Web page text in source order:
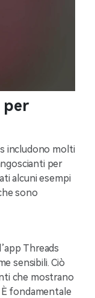
per
includono molti
per
alcuni esempi
sono
Threads
sensibili. Ciò
che mostrano
È fondamentale